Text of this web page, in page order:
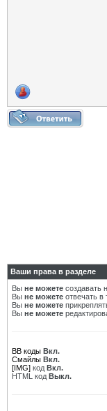
Ваши права в разделе
Вы не можете создавать
Вы не можете отвечать в
Вы не можете
Вы не можете
BB коды Вкл.
Смайлы Вкл.
[IMG] код Вкл.
HTML код Выкл.